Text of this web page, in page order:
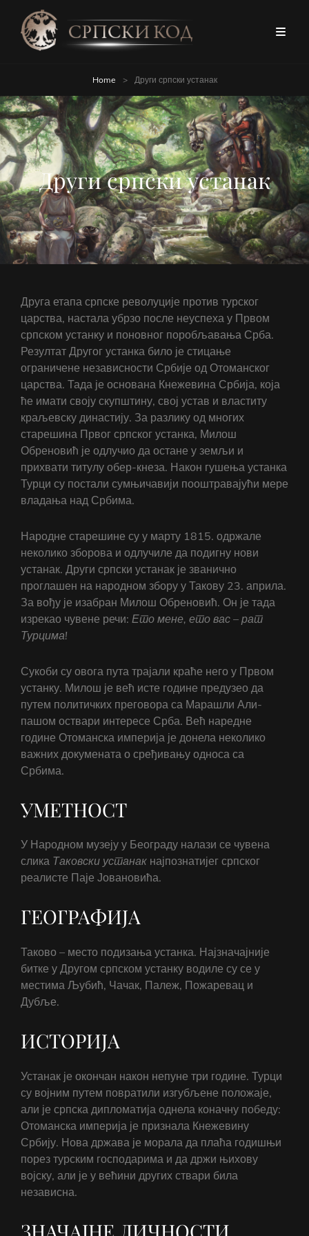
Home > Други српски устанак
Други српски устанак
Друга етапа српске револуције против турског
царства, настала убрзо после неуспеха у Првом
српском устанку и поновног поробљавања Срба.
Резултат Другог устанка било је стицање
ограничене независности Србије од Отоманског
царства. Тада је основана Кнежевина Србија, која
ће имати своју скупштину, свој устав и властиту
краљевску династију. За разлику од многих
старешина Првог српског устанка, Милош
Обреновић је одлучио да остане у земљи и
прихвати титулу обер-кнеза. Након гушења устанка
Турци су постали сумњичавији пооштравајући мере
владања над Србима.
Народне старешине су у марту 1815. одржале
неколико зборова и одлучиле да подигну нови
устанак. Други српски устанак је званично
проглашен на народном збору у Такову 23. априла.
За вођу је изабран Милош Обреновић. Он је тада
изрекао чувене речи: Ето мене, ето вас – рат
Турцима!
Сукоби су овога пута трајали краће него у Првом
устанку. Милош је већ исте године предузео да
путем политичких преговора са Марашли Али-
пашом оствари интересе Срба. Већ наредне
године Отоманска империја је донела неколико
важних докумената о сређивању односа са
Србима.
УМЕТНОСТ
У Народном музеју у Београду налази се чувена
слика Таковски устанак најпознатијег српског
реалисте Паје Јовановића.
ГЕОГРАФИЈА
Таково – место подизања устанка. Најзначајније
битке у Другом српском устанку водиле су се у
местима Љубић, Чачак, Палеж, Пожаревац и
Дубље.
ИСТОРИЈА
Устанак је окончан након непуне три године. Турци
су војним путем повратили изгубљене положаје,
али је српска дипломатија однела коначну победу:
Отоманска империја је признала Кнежевину
Србију. Нова држава је морала да плаћа годишњи
порез турским господарима и да држи њихову
војску, али је у већини других ствари била
независна.
ЗНАЧАЈНЕ ЛИЧНОСТИ